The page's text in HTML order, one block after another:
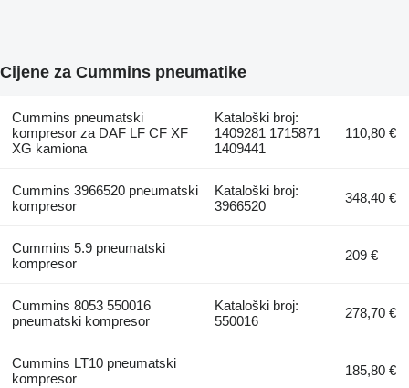
Cijene za Cummins pneumatikе
Cummins pneumatski
kompresor za DAF LF CF XF
XG kamiona
Kataloški broj:
1409281 1715871
1409441
110,80 €
Cummins 3966520 pneumatski
kompresor
Kataloški broj:
3966520
348,40 €
Cummins 5.9 pneumatski
kompresor
209 €
Cummins 8053 550016
pneumatski kompresor
Kataloški broj:
550016
278,70 €
Cummins LT10 pneumatski
kompresor
185,80 €